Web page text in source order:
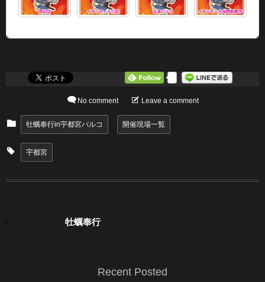
No comment Leave a comment
牡蠣奉行in宇都宮パルコ 開催現場一覧
宇都宮
牡蠣奉行
Recent Posted